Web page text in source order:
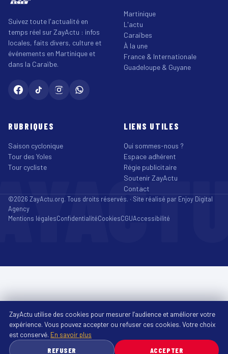
Suivez toute l'actualité en
temps réel sur ZayActu : infos
locales, faits divers, culture et
événements en Martinique et
dans la Caraïbe.
Martinique
L'actu
Caraïbes
À la une
France & Internationale
Guadeloupe & Guyane
RUBRIQUES
Saison cyclonique
Tour des Yoles
Tour cycliste
LIENS UTILES
Qui sommes-nous ?
Espace adhérent
Régie publicitaire
Soutenir ZayActu
Contact
©2026 ZayActu.org. Tous droits réservés. · Site réalisé par Enjoy Digital
Agency
Mentions légalesConfidentialitéCookiesCGUAccessibilité
ZayActu utilise des cookies pour mesurer l’audience et améliorer votre
expérience. Vous pouvez accepter ou refuser ces cookies. Votre choix
est conservé. En savoir plus
REFUSER
ACCEPTER